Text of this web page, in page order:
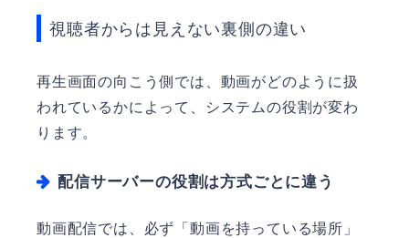
視聴者からは見えない裏側の違い
再生画面の向こう側では、動画がどのように扱
われているかによって、システムの役割が変わ
ります。
配信サーバーの役割は方式ごとに違う
動画配信では、必ず「動画を持っている場所」